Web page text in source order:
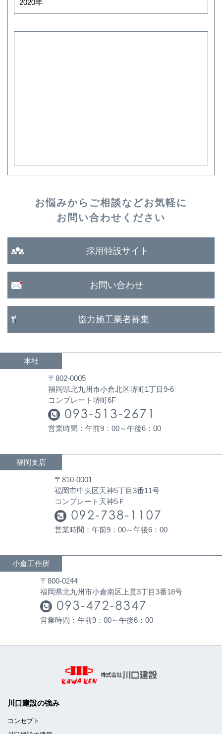
2020年
お悩みからご相談などお気軽に
お問い合わせください
採用特設サイト
お問い合わせ
協力施工業者募集
本社
〒802-0005
福岡県北九州市小倉北区堺町1丁目9-6
コンプレート堺町6F
営業時間：午前9：00～午後6：00
福岡支店
〒810-0001
福岡市中央区天神5丁目3番11号
コンプレート天神5Ｆ
営業時間：午前9：00～午後6：00
小倉工作所
〒800-0244
福岡県北九州市小倉南区上貫3丁目3番18号
営業時間：午前9：00～午後6：00
川口建設の強み
コンセプト